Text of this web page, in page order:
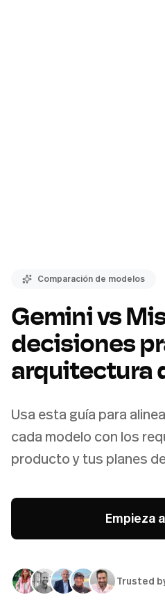
Comparación de modelos
Gemini vs
decisiones
arquitectura
Usa esta guía para
cada modelo con los
producto y tus planes
Empieza
Trusted